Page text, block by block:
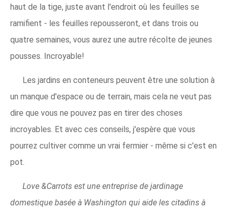
haut de la tige, juste avant l'endroit où les feuilles se
ramifient - les feuilles repousseront, et dans trois ou
quatre semaines, vous aurez une autre récolte de jeunes
pousses. Incroyable!
Les jardins en conteneurs peuvent être une solution à
un manque d'espace ou de terrain, mais cela ne veut pas
dire que vous ne pouvez pas en tirer des choses
incroyables. Et avec ces conseils, j'espère que vous
pourrez cultiver comme un vrai fermier - même si c'est en
pot.
Love &Carrots est une entreprise de jardinage
domestique basée à Washington qui aide les citadins à